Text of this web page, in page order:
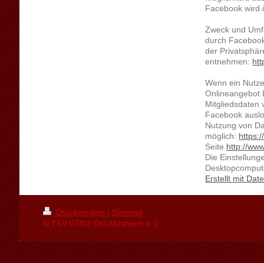
Facebook wird
Zweck und
durch
der
entnehmen:
Wenn ein
Onlineangebot
Mitgliedsdaten
Facebook
Nutzung von
möglich:
Seite http://
Die
Erstellt mit
Druckversion | Sitemap
© TSV 07/02 Ost-Mosheim e.V.